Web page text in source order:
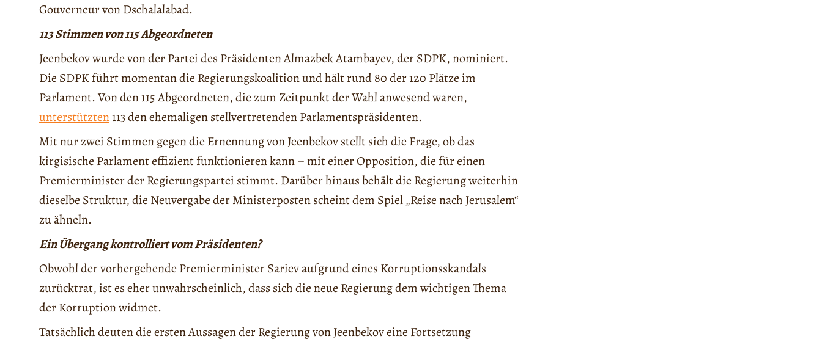
Gouverneur von Dschalalabad.
113 Stimmen von 115 Abgeordneten
Jeenbekov wurde von der Partei des Präsidenten Almazbek Atambayev, der SDPK, nominiert.
Die SDPK führt momentan die Regierungskoalition und hält rund 80 der 120 Plätze im
Parlament. Von den 115 Abgeordneten, die zum Zeitpunkt der Wahl anwesend waren,
unterstützten113 den ehemaligen stellvertretenden Parlamentspräsidenten.
Mit nur zwei Stimmen gegen die Ernennung von Jeenbekov stellt sich die Frage, ob das
kirgisische Parlament effizient funktionieren kann – mit einer Opposition, die für einen
Premierminister der Regierungspartei stimmt. Darüber hinaus behält die Regierung weiterhin
dieselbe Struktur, die Neuvergabe der Ministerposten scheint dem Spiel „Reise nach Jerusalem“
zu ähneln.
Ein Übergang kontrolliert vom Präsidenten?
Obwohl der vorhergehende Premierminister Sariev aufgrund eines Korruptionsskandals
zurücktrat, ist es eher unwahrscheinlich, dass sich die neue Regierung dem wichtigen Thema
der Korruption widmet.
Tatsächlich deuten die ersten Aussagen der Regierung von Jeenbekov eine Fortsetzung